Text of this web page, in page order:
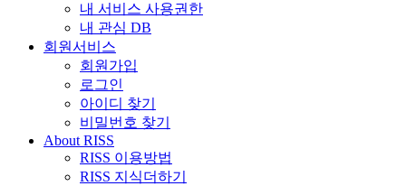
내 서비스 사용권한
내 관심 DB
회원서비스
회원가입
로그인
아이디 찾기
비밀번호 찾기
About RISS
RISS 이용방법
RISS 지식더하기